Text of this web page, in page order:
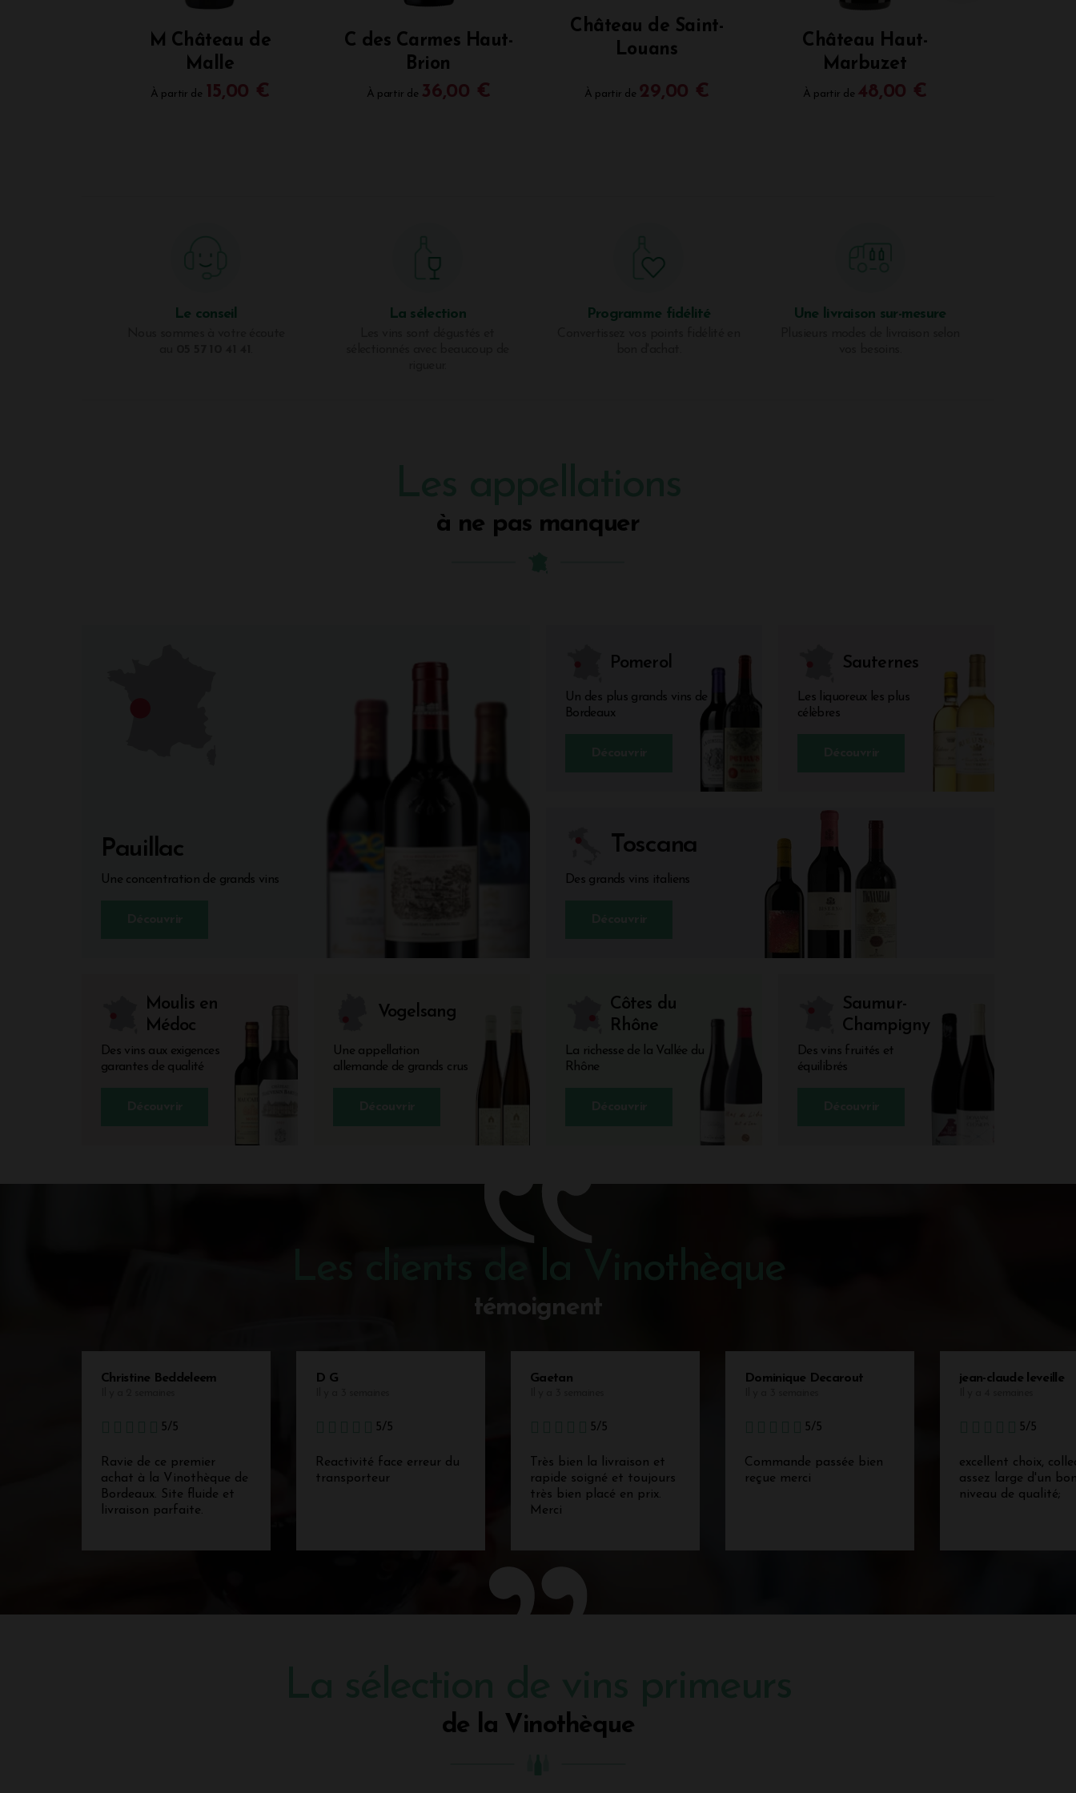
M Château de
Malle
À partir de 15,00 €
C des Carmes Haut-
Brion
À partir de 36,00 €
Château de Saint-
Louans
À partir de 29,00 €
Château Haut-
Marbuzet
À partir de 48,00 €
Le conseil La sélection Programme fidélité Une livraison sur-mesure
à ne pas manquer
Pauillac
Une concentration de grands vins
Pomerol
Un des plus grands vins de
Bordeaux
Sauternes
Les liquoreux les plus
célèbres
Toscana
Des grands vins italiens
Moulis en
Médoc
Des vins aux exigences
garantes de qualité
Vogelsang
Une appellation
allemande de grands crus
Côtes du
Rhône
La richesse de la Vallée du
Rhône
Saumur-
Champigny
Des vins fruités et
équilibrés
témoignent
Christine Beddeleem
5/5
Ravie de ce premier
achat à la Vinothèque de
Bordeaux. Site fluide et
livraison parfaite.
D G
5/5
Reactivité face erreur du
transporteur
Gaetan
5/5
Très bien la livraison et
rapide soigné et toujours
très bien placé en prix.
Merci
Dominique Decarout
5/5
Commande passée bien
reçue merci
jean-claude leveille
5/5
excellent choix,
assez large d'un
niveau de qualité;
de la Vinothèque